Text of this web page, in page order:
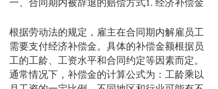
一、合同期内被辞退的赔偿方式1. 经济补偿金
根据劳动法的规定，雇主在合同期内解雇员工
需要支付经济补偿金。具体的补偿金额根据员
工的工龄、工资水平和合同约定等因素而定。
通常情况下，补偿金的计算公式为：工龄乘以